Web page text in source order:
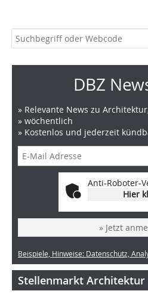
DBZ
» Relevante News zu
» wöchentlich
» Kostenlos und jederzeit
Anti-Roboter-
Hier
» Jetzt
Beispiele, Hinweise: Datenschutz,
Stellenmarkt Architektur